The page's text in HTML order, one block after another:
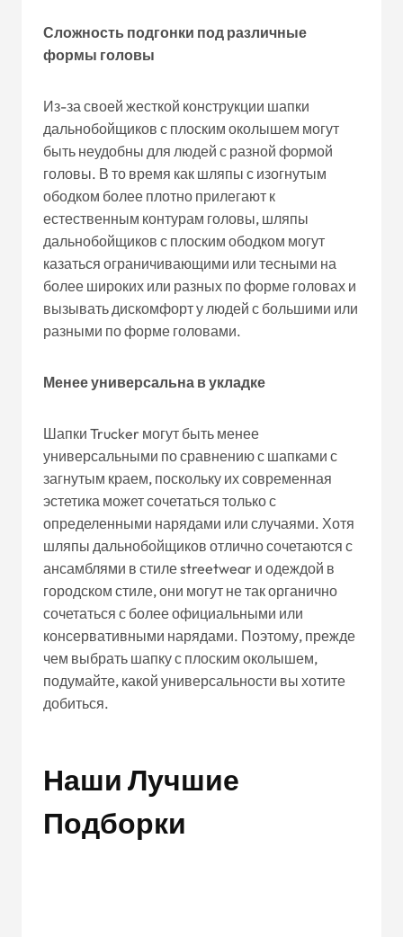
Сложность подгонки под различные
формы головы
Из-за своей жесткой конструкции шапки
дальнобойщиков с плоским околышем могут
быть неудобны для людей с разной формой
головы. В то время как шляпы с изогнутым
ободком более плотно прилегают к
естественным контурам головы, шляпы
дальнобойщиков с плоским ободком могут
казаться ограничивающими или тесными на
более широких или разных по форме головах и
вызывать дискомфорт у людей с большими или
разными по форме головами.
Менее универсальна в укладке
Шапки Trucker могут быть менее
универсальными по сравнению с шапками с
загнутым краем, поскольку их современная
эстетика может сочетаться только с
определенными нарядами или случаями. Хотя
шляпы дальнобойщиков отлично сочетаются с
ансамблями в стиле streetwear и одеждой в
городском стиле, они могут не так органично
сочетаться с более официальными или
консервативными нарядами. Поэтому, прежде
чем выбрать шапку с плоским околышем,
подумайте, какой универсальности вы хотите
добиться.
Наши Лучшие
Подборки